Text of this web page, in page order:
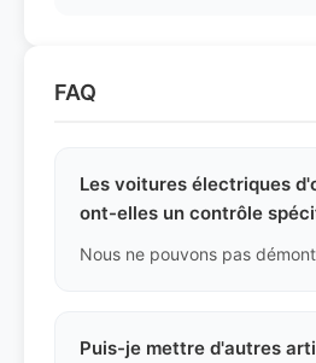
FAQ
Les voitures électriques
ont-elles un contrôle
Puis-je mettre d'autres